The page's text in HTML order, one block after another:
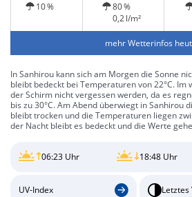
10 %
80 %
0,2 l/m²
mehr Wetterinfos
In Sanhirou kann sich am Morgen die Sonne
bleibt bedeckt bei Temperaturen von 22°C.
der Schirm nicht vergessen werden, da es
bis zu 30°C. Am Abend überwiegt in Sanhirou
bleibt trocken und die Temperaturen liegen
der Nacht bleibt es bedeckt und die Werte
06:23 Uhr 18:48 Uhr
UV-Index Letztes